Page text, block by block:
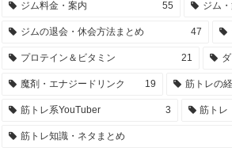
ジム料金・案内 55 ジム
ジムの退会・休会方法まとめ 47
プロテイン＆ビタミン 21
魔剤・エナジードリンク 19 筋トレの
筋トレ系YouTuber 3 筋ト
筋トレ知識・ネタまとめ